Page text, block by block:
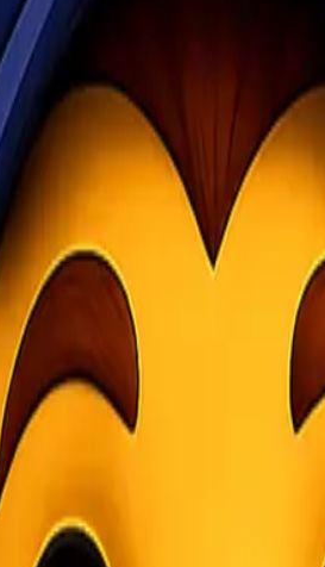
memasukkan pesanan untuk produk
baik bagi konsumen maupun penjual,